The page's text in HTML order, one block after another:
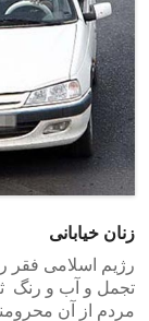
زنان خیابانی
رژیم اسلامی فقر
تجمل و آب و رنگ
مردم از آن